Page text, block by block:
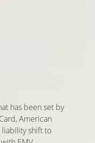
has been set by
American
liability shift to